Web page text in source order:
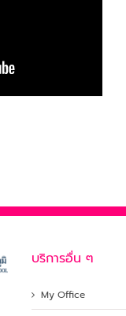
บริการอื่น ๆ
My Office